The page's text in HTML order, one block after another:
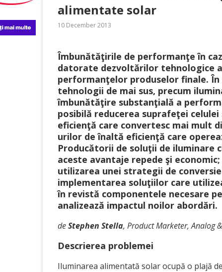
alimentate solar
10 December 2013
Îmbunătăţirile de performanţe în
datorate dezvoltărilor tehnologice
performanţelor produselor finale.
tehnologii de mai sus, precum
îmbunătăţire substanţială a
posibilă reducerea suprafeţei
eficienţă care convertesc mai mult
urilor de înaltă eficienţă care
Producătorii de soluţii de iluminare
aceste avantaje repede şi
utilizarea unei strategii de
implementarea soluţiilor care
în revistă componentele necesare
analizează impactul noilor abordări.
deStephen Stella, Product Marketer, Analog
Descrierea problemei
Iluminarea alimentată solar ocupă o plajă